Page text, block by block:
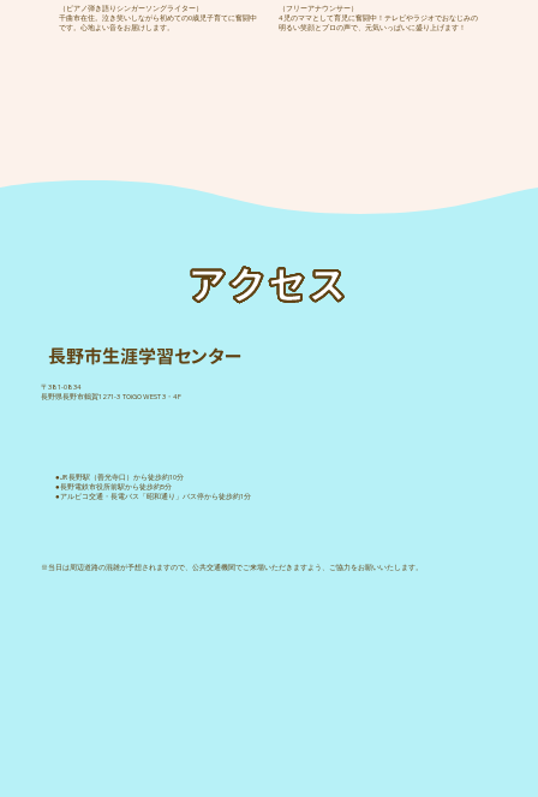
（ピアノ弾き語りシンガーソングライター）
千曲市在住。泣き笑いしながら初めての0歳児子育てに奮闘中
です。心地よい音をお届けします。
（フリーアナウンサー）
4児のママとして育児に奮闘中！テレビやラジオでおなじみの
明るい笑顔とプロの声で、元気いっぱいに盛り上げます！
アクセス
長野市生涯学習センター
〒381-0834
長野県長野市鶴賀1271-3 TOiGO WEST 3・4F
●JR 長野駅（善光寺口）から徒歩約10分
●長野電鉄市役所前駅から徒歩約5分
●アルピコ交通・長電バス「昭和通り」バス停から徒歩約1分
※当日は周辺道路の混雑が予想されますので、公共交通機関でご来場いただきますよう、ご協力をお願いいたします。